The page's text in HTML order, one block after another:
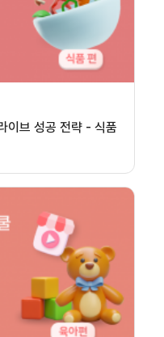
이브 성공 전략 - 식품